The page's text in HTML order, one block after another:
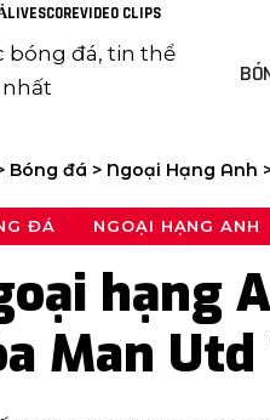
LIVESCOREVIDEO CLIPS
Bóng đá > Ngoại Hạng Anh
ĐÁ NGOẠI HẠNG ANH
hạng
Man Utd